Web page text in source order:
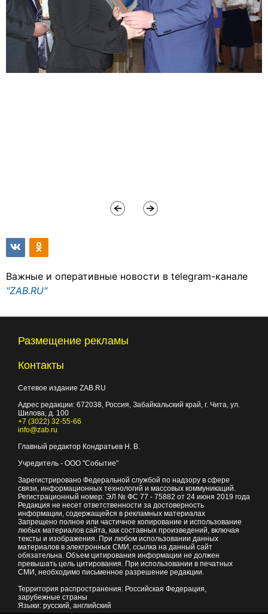
Важные и оперативные новости в telegram-канале
"ZAB.RU"
Размещение рекламы
Контакты
Сетевое издание ZAB.RU
Адрес редакции: 672038, Россия, Забайкальский край, г. Чита, ул.
Шилова, д. 100
+7 (3022) 32-55-66
info@zab.ru
Главный редактор Кондратьев Н. В.
Учредитель - ООО "Событие"
Зарегистрировано Федеральной службой по надзору в сфере
связи, информационных технологий и массовых коммуникаций.
Регистрационный номер: ЭЛ № ФС 77 - 75882 от 24 июня 2019 года
Редакция не несет ответственности за достоверность
информации, содержащейся в рекламных материалах
Запрещено полное или частичное копирование и использование
любых материалов сайта, как составных произведений, включая
тексты и изображения. При любом использовании данных
материалов в электронных СМИ, ссылка на данный сайт
обязательна. Объем цитирования информации не должен
превышать цель цитирования. При использовании в печатных
СМИ, необходимо письменное разрешение редакции.
Территория распространения: Российская Федерация,
зарубежные страны
Языки: русский, английский